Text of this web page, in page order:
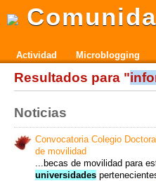
Actividad Microblogging
Resultados para "
Noticias
Convocatoria Colegio
de movilidad
...becas de movilidad para
universidades